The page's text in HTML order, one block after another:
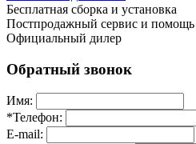
Бесплатная сборка и установка
Постпродажный сервис и помощь
Официальный дилер
Обратный звонок
Имя:
*Телефон:
E-mail: